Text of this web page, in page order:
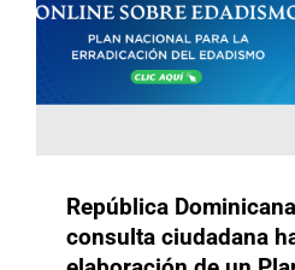
República
consulta ciudadana